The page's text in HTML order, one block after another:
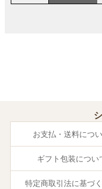
お支払・送料につ
ギフト包装につい
特定商取引法に基づ